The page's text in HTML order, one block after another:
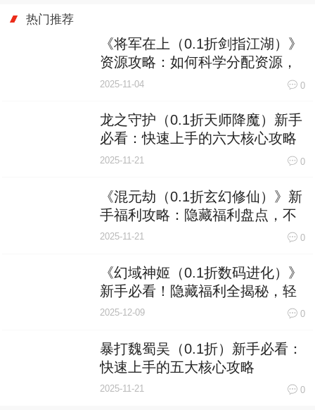
热门推荐
《将军在上（0.1折剑指江湖）》
资源攻略：如何科学分配资源，
打造最强战力？
2025-11-04 0
龙之守护（0.1折天师降魔）新手
必看：快速上手的六大核心攻略
2025-11-21 0
《混元劫（0.1折玄幻修仙）》新
手福利攻略：隐藏福利盘点，不
看血亏！
2025-11-21 0
《幻域神姬（0.1折数码进化）》
新手必看！隐藏福利全揭秘，轻
松起飞不是梦
2025-12-09 0
暴打魏蜀吴（0.1折）新手必看：
快速上手的五大核心攻略
2025-11-21 0